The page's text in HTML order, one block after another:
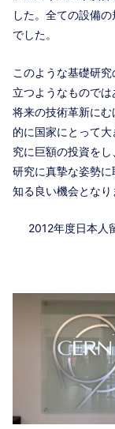
した。全ての設備
でした。
このような基礎研
立つようなものでは
将来の技術革新に
的に国家にとって
究に巨額の投資を
研究に真摯な姿勢
知る良い機会となり
2012年度日本